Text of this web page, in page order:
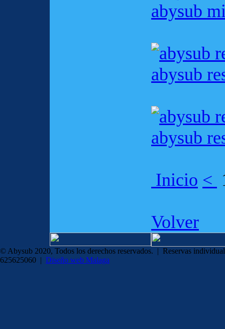
abysub
abysub
abysub
Inicio <
Volver
© Abysub 2020, Todos los derechos reservados. | Reservas
625625060 | Diseño web Malaga